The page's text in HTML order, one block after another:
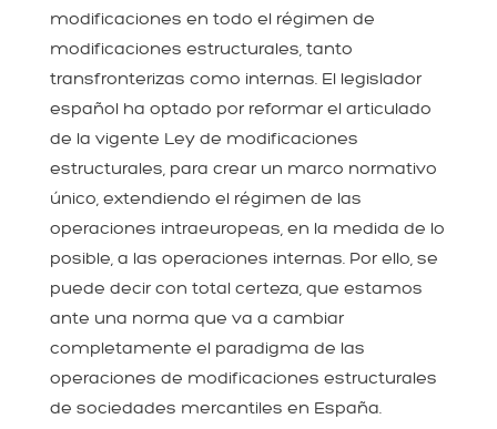
modificaciones en todo el régimen de
modificaciones estructurales, tanto
transfronterizas como internas. El legislador
español ha optado por reformar el articulado
de la vigente Ley de modificaciones
estructurales, para crear un marco normativo
único, extendiendo el régimen de las
operaciones intraeuropeas, en la medida de lo
posible, a las operaciones internas. Por ello, se
puede decir con total certeza, que estamos
ante una norma que va a cambiar
completamente el paradigma de las
operaciones de modificaciones estructurales
de sociedades mercantiles en España.